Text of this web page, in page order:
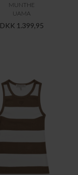
MUNTHE
UAMA
DKK 1.399,95